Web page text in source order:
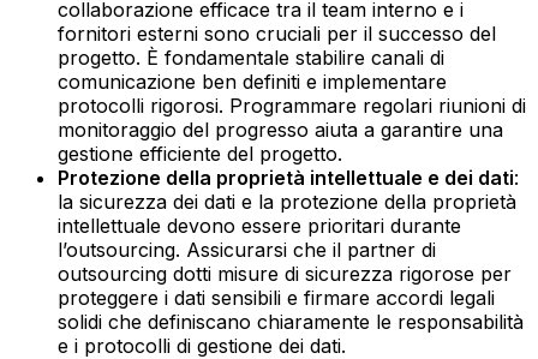
collaborazione efficace tra il team interno e i
fornitori esterni sono cruciali per il successo del
progetto. È fondamentale stabilire canali di
comunicazione ben definiti e implementare
protocolli rigorosi. Programmare regolari riunioni di
monitoraggio del progresso aiuta a garantire una
gestione efficiente del progetto.‍
Protezione della proprietà intellettuale e dei dati:
la sicurezza dei dati e la protezione della proprietà
intellettuale devono essere prioritari durante
l’outsourcing. Assicurarsi che il partner di
outsourcing dotti misure di sicurezza rigorose per
proteggere i dati sensibili e firmare accordi legali
solidi che definiscano chiaramente le responsabilità
e i protocolli di gestione dei dati.